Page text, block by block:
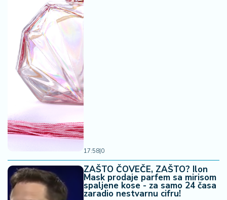
17:58|0
ZAŠTO ČOVEČE, ZAŠTO? Ilon
Mask prodaje parfem sa mirisom
spaljene kose - za samo 24 časa
zaradio nestvarnu cifru!